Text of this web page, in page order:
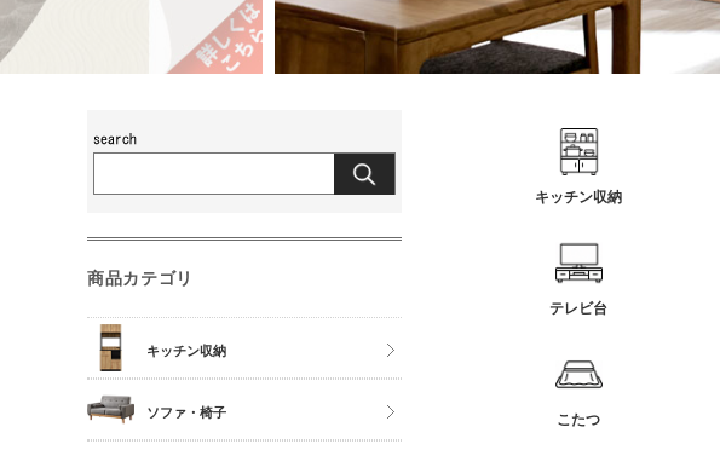
キッチン収納
テレビ台
こたつ
商品カテゴリ
キッチン収納
食器棚
レンジ台
ソファ・椅子